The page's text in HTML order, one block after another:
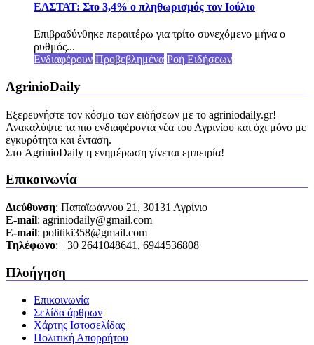
ΕΛΣΤΑΤ: Στο 3,4% ο πληθωρισμός τον Ιούλιο
Επιβραδύνθηκε περαιτέρω για τρίτο συνεχόμενο μήνα ο
ρυθμός...
Ενδιαφέρουν Προβεβλημένα Ροή Ειδήσεων
AgrinioDaily
Εξερευνήστε τον κόσμο των ειδήσεων με το agriniodaily.gr!
Ανακαλύψτε τα πιο ενδιαφέροντα νέα του Αγρινίου και όχι μόνο με
εγκυρότητα και ένταση.
Στο AgrinioDaily η ενημέρωση γίνεται εμπειρία!
Επικοινωνία
Διεύθυνση: Παπαϊωάννου 21, 30131 Αγρίνιο
Ε-mail: agriniodaily@gmail.com
Ε-mail: politiki358@gmail.com
Τηλέφωνο: +30 2641048641, 6944536808
Πλοήγηση
Επικοινωνία
Σελίδα άρθρων
Χάρτης Ιστοσελίδας
Πολιτική Απορρήτου